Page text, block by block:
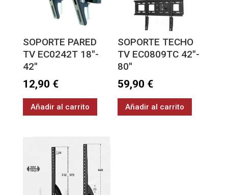
SOPORTE PARED
TV EC0242T 18″-
42″
12,90 €
Añadir al carrito
SOPORTE TECHO
TV EC0809TC 42″-
80″
59,90 €
Añadir al carrito